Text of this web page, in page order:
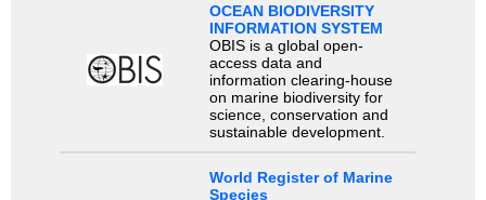
OCEAN BIODIVERSITY
INFORMATION SYSTEM
OBIS is a global open-
access data and
information clearing-house
on marine biodiversity for
science, conservation and
sustainable development.
World Register of Marine
Species